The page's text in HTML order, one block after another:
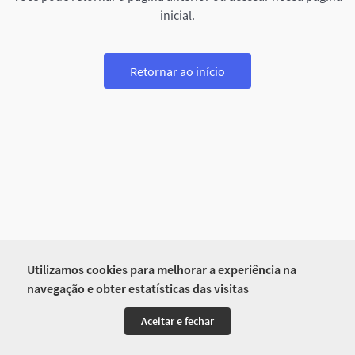
Utilizamos cookies para melhorar a experiência na
navegação e obter estatísticas das visitas
Aceitar e fechar
inicial.
Retornar ao início